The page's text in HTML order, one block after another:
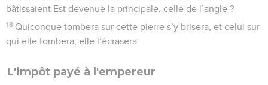
bâtissaient Est devenue la principale, celle de l’angle ?
18 Quiconque tombera sur cette pierre s’y brisera, et celui sur
qui elle tombera, elle l’écrasera.
L'impôt payé à l'empereur